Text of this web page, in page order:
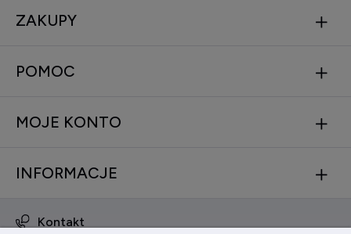
ZAKUPY
POMOC
MOJE KONTO
INFORMACJE
Kontakt